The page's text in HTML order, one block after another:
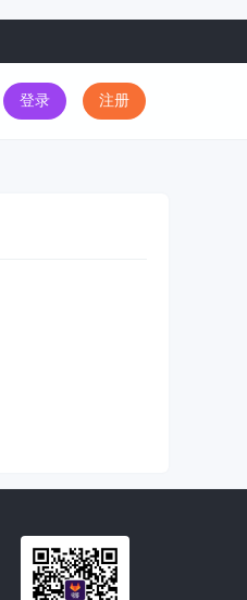
登录 注册